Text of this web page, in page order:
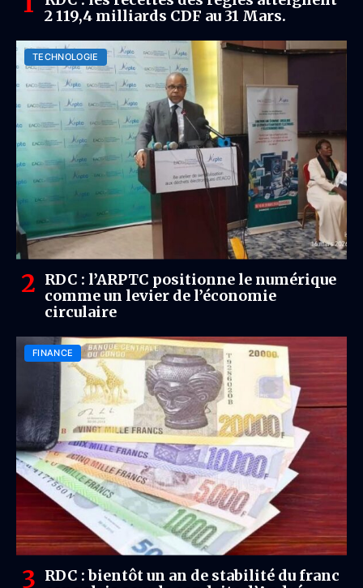
2 119,4 milliards CDF au 31 Mars.
TECHNOLOGIE
RDC : l’ARPTC positionne le numérique
comme un levier de l’économie
circulaire
FINANCE
RDC : bientôt un an de stabilité du franc